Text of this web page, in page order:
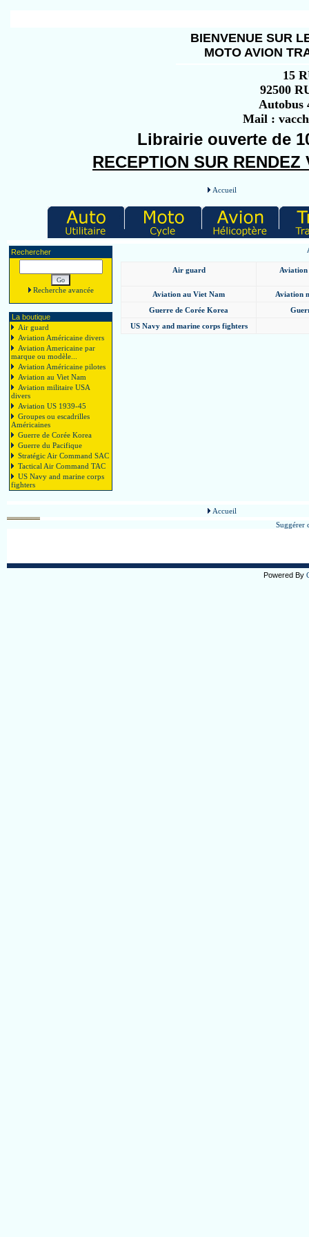
BIENVENUE SUR
MOTO AVION
15
92500
Autobus
Mail :
Librairie ouverte de
RECEPTION SUR
Accueil
Rechercher
Recherche avancée
La boutique
Air guard
Aviation Américaine divers
Aviation Americaine par
marque ou modèle...
Aviation Américaine pilotes
Aviation au Viet Nam
Aviation militaire USA
divers
Aviation US 1939-45
Groupes ou escadrilles
Américaines
Guerre de Corée Korea
Guerre du Pacifique
Stratégic Air Command SAC
Tactical Air Command TAC
US Navy and marine corps
fighters
Air guard Aviation
Aviation au Viet Nam
Aviation
Guerre de Corée Korea
US Navy and marine corps fighters
Accueil
Suggérer
Powered By